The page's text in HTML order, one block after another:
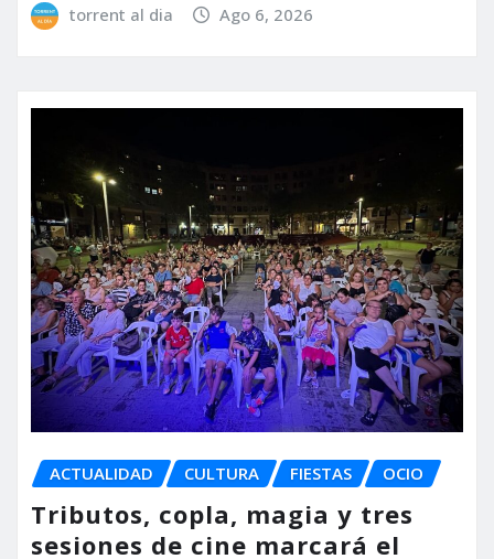
torrent al dia Ago 6, 2026
ACTUALIDAD CULTURA FIESTAS OCIO
Tributos, copla, magia y tres
sesiones de cine marcará el